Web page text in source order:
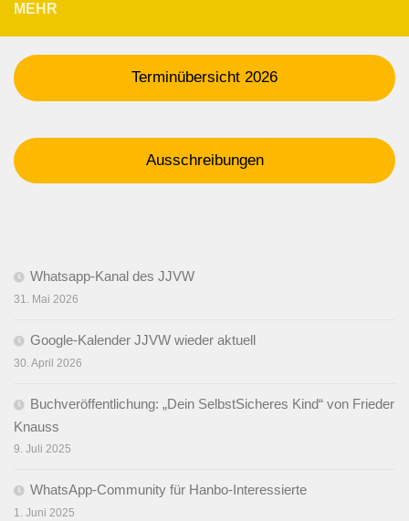
MEHR
Terminübersicht 2026
Ausschreibungen
Whatsapp-Kanal des JJVW
31. Mai 2026
Google-Kalender JJVW wieder aktuell
30. April 2026
Buchveröffentlichung: „Dein SelbstSicheres Kind“ von Frieder
Knauss
9. Juli 2025
WhatsApp-Community für Hanbo-Interessierte
1. Juni 2025